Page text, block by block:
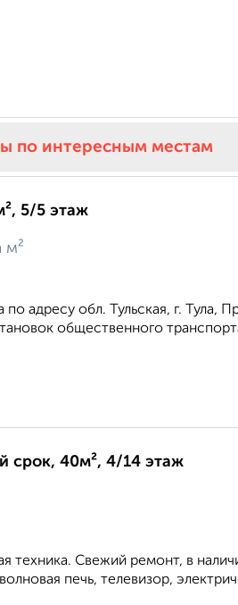
по интересным местам
5/5 этаж
м²
адресу обл. Тульская, г. Тула,
общественного
срок, 40м², 4/14 этаж
техника. Свежий ремонт, в
печь, телевизор,